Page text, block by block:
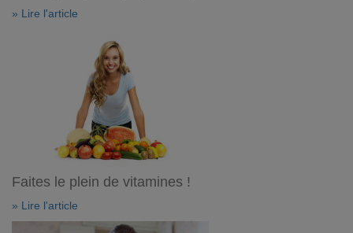
» Lire l'article
Faites le plein de vitamines !
» Lire l'article